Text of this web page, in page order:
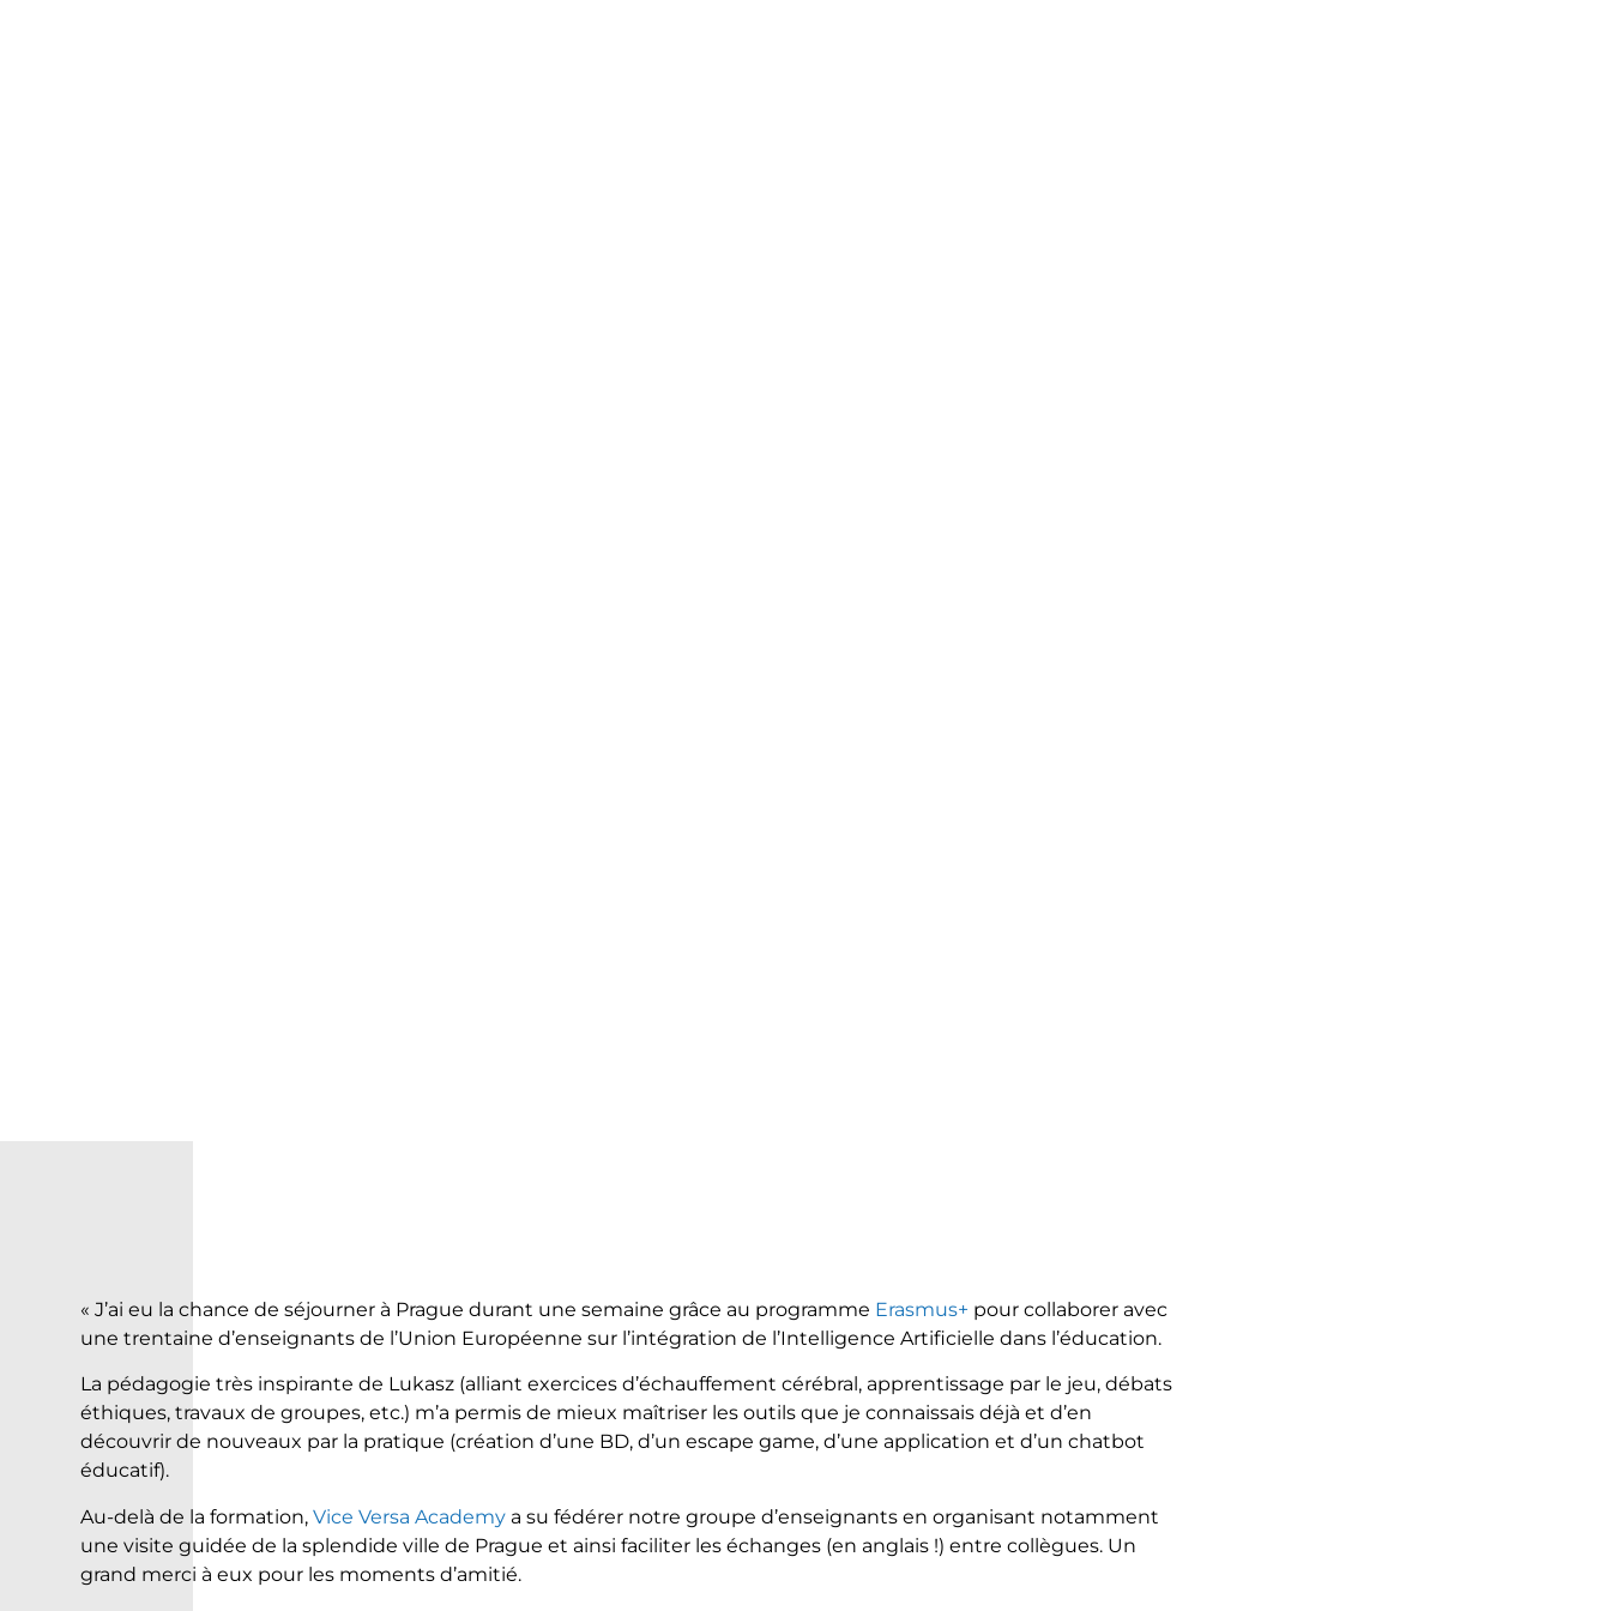
« J’ai eu la chance de séjourner à Prague durant une semaine grâce au programme Erasmus+ pour collaborer avec
une trentaine d’enseignants de l’Union Européenne sur l’intégration de l’Intelligence Artificielle dans l’éducation.
La pédagogie très inspirante de Lukasz (alliant exercices d’échauffement cérébral, apprentissage par le jeu, débats
éthiques, travaux de groupes, etc.) m’a permis de mieux maîtriser les outils que je connaissais déjà et d’en
découvrir de nouveaux par la pratique (création d’une BD, d’un escape game, d’une application et d’un chatbot
éducatif).
Au-delà de la formation,Vice Versa Academy a su fédérer notre groupe d’enseignants en organisant notamment
une visite guidée de la splendide ville de Prague et ainsi faciliter les échanges (en anglais !) entre collègues. Un
grand merci à eux pour les moments d’amitié.